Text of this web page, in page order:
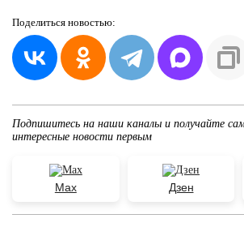
Поделиться новостью:
Подпишитесь на наши каналы и получайте
интересные новости первым
Max Дзен